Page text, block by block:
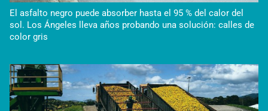
El asfalto negro puede absorber hasta el 95 % del calor del
sol. Los Ángeles lleva años probando una solución: calles de
color gris